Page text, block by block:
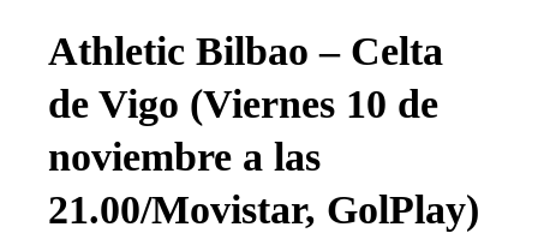
Athletic Bilbao – Celta
de Vigo (Viernes 10 de
noviembre a las
21.00/Movistar, GolPlay)